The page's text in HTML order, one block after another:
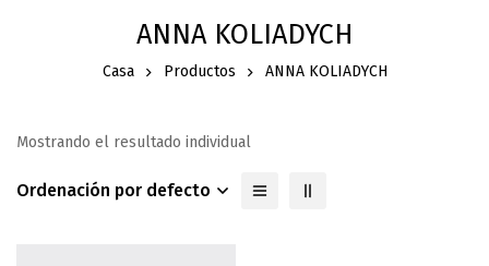
ANNA KOLIADYCH
Casa Productos ANNA KOLIADYCH
Mostrando el resultado individual
Ordenación por defecto